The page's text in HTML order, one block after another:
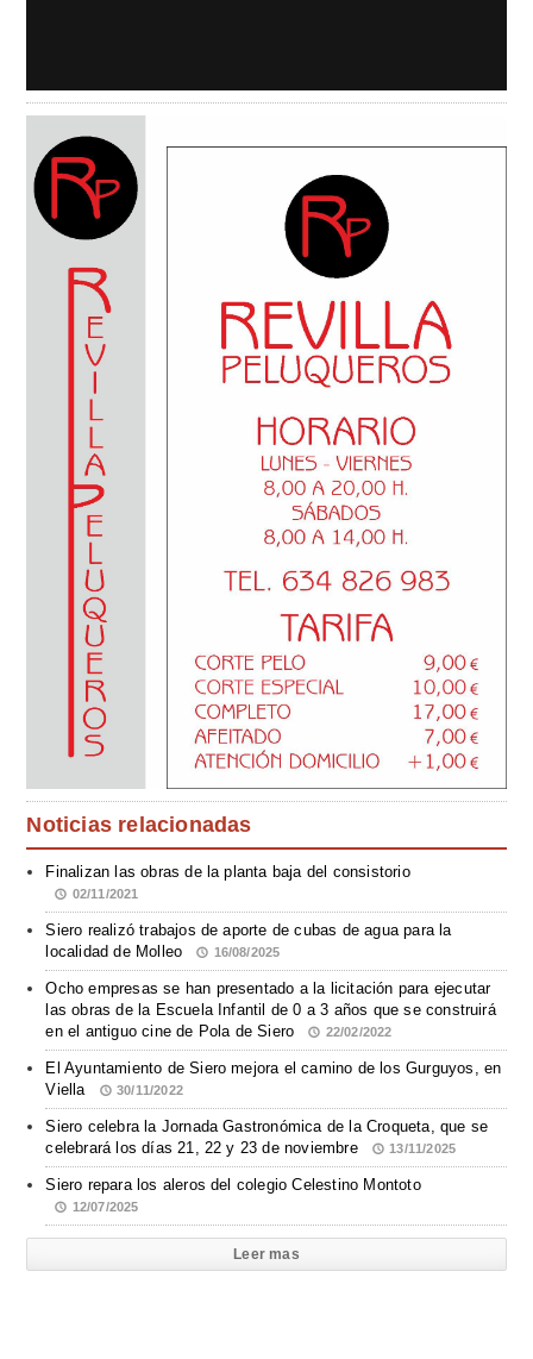
Noticias relacionadas
Finalizan las obras de la planta baja del consistorio
02/11/2021
Siero realizó trabajos de aporte de cubas de agua para la
localidad de Molleo
16/08/2025
Ocho empresas se han presentado a la licitación para ejecutar
las obras de la Escuela Infantil de 0 a 3 años que se construirá
en el antiguo cine de Pola de Siero
22/02/2022
El Ayuntamiento de Siero mejora el camino de los Gurguyos, en
Viella
30/11/2022
Siero celebra la Jornada Gastronómica de la Croqueta, que se
celebrará los días 21, 22 y 23 de noviembre
13/11/2025
Siero repara los aleros del colegio Celestino Montoto
12/07/2025
Leer mas